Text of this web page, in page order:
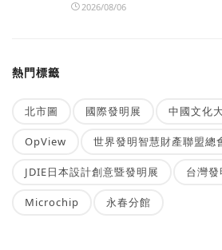
2026/08/06
熱門標籤
北市圖 國際發明展 中國文化
OpView 世界發明智慧財產聯盟總
JDIE日本設計創意暨發明展 台灣
Microchip 永春分館